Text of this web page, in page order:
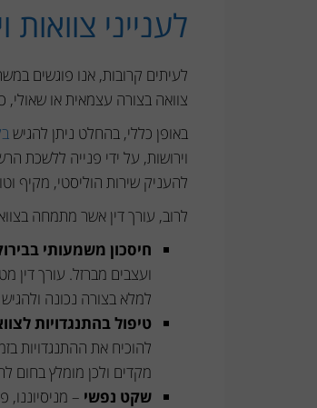
לענייני צוואות
לעיתים קרובות, אנו פוגשים
צוואה בצורה עצמאית או שאולי,
באופן כללי, בהחלט ניתן להגיש
וירושות, על ידי פנייה ללשכת
להעניק שירות הוליסטי, מקיף
לרוב, עורך דין אשר מתמחה
חיסכון משמעותי
ועצבים מברזל. עורך דין
למלא בצורה נכונה
טיפול בהתנגדויות
להוכיח את ההתנגדויות
מקדים ולכן מומלץ בחום
שקט נפשי –